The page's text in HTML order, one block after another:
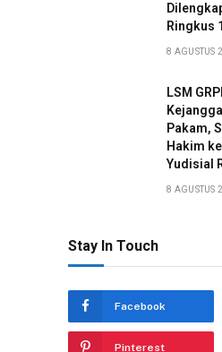
Ringkus
8 AGUSTUS
LSM
Pakam,
Hakim
Yudisial
8 AGUSTUS
Stay In Touch
Facebook
Pinterest